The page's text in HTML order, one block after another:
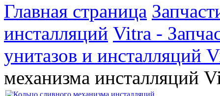
Главная страница
инсталляций Vitra -
унитазов и инсталляций
механизма инсталляций